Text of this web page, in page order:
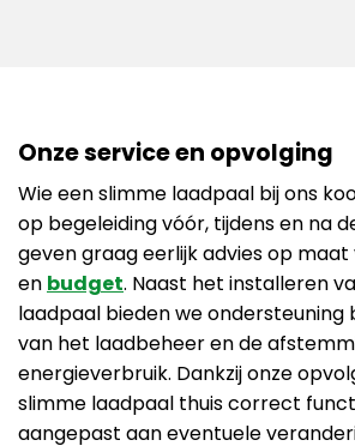
Onze service en opvolging
Wie een slimme laadpaal bij ons
op begeleiding vóór, tijdens en na
geven graag eerlijk advies op maat
en budget. Naast het installeren
laadpaal bieden we ondersteuning
van het laadbeheer en de
energieverbruik. Dankzij onze
slimme laadpaal thuis correct
aangepast aan eventuele